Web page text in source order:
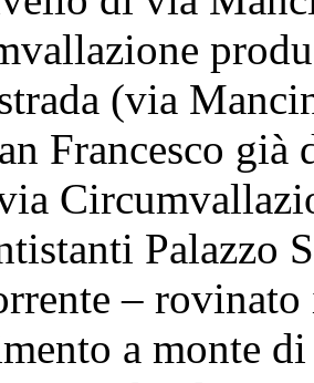
(via
Francesco
Palazzo
–
a monte